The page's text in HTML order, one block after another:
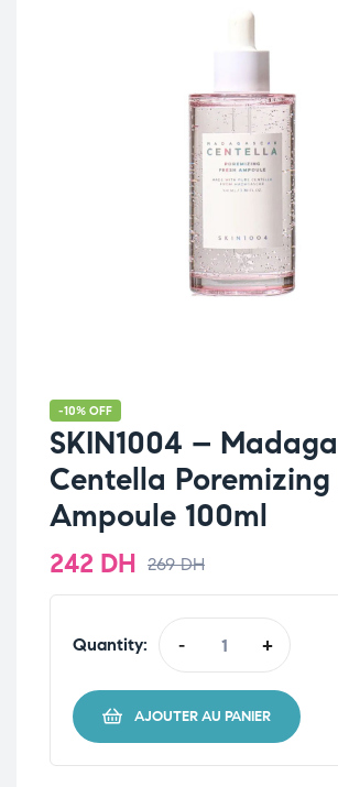
-10% OFF
SKIN1004 –
Centella Poremizing
Ampoule 100ml
269DH
242 DH
Quantity: - +
AJOUTER AU PANIER